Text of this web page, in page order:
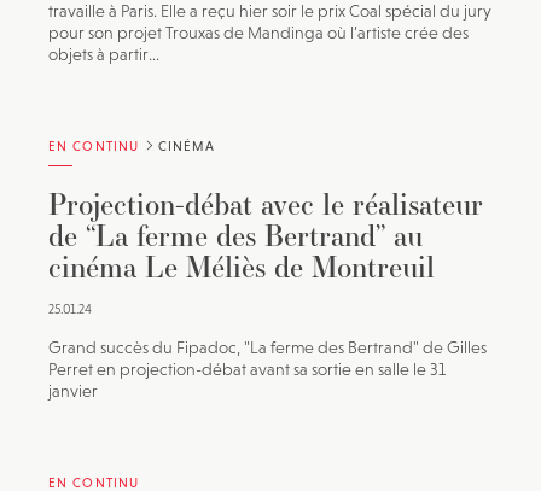
travaille à Paris. Elle a reçu hier soir le prix Coal spécial du jury
pour son projet Trouxas de Mandinga où l’artiste crée des
objets à partir...
EN CONTINU CINÉMA
Projection-débat avec le réalisateur
de “La ferme des Bertrand” au
cinéma Le Méliès de Montreuil
25.01.24
Grand succès du Fipadoc, "La ferme des Bertrand" de Gilles
Perret en projection-débat avant sa sortie en salle le 31
janvier
EN CONTINU